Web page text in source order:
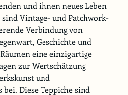
und ihnen neues Leben
Vintage- und Patchwork-
Verbindung von
Geschichte und
eine einzigartige
zur Wertschätzung
und
Diese Teppiche sind